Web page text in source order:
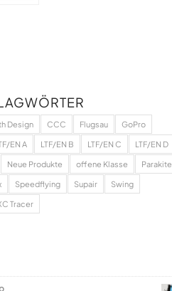
Design CCC Flugsau GoPro
EN A LTF/EN B LTF/EN C LTF/EN D
Neue Produkte offene Klasse Parakite
Speedflying Supair Swing
Tracer